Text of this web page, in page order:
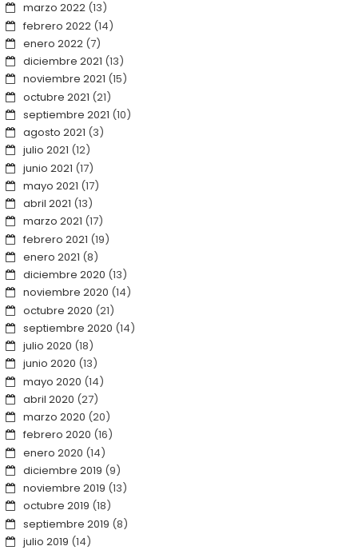
marzo 2022(13)
febrero 2022(14)
enero 2022(7)
diciembre 2021 (13)
noviembre 2021 (15)
octubre 2021 (21)
septiembre 2021 (10)
agosto 2021 (3)
julio 2021 (12)
junio 2021 (17)
mayo 2021 (17)
abril 2021 (13)
marzo 2021 (17)
febrero 2021 (19)
enero 2021 (8)
diciembre 2020 (13)
noviembre 2020 (14)
octubre 2020 (21)
septiembre 2020 (14)
julio 2020 (18)
junio 2020 (13)
mayo 2020 (14)
abril 2020 (27)
marzo 2020 (20)
febrero 2020 (16)
enero 2020 (14)
diciembre 2019 (9)
noviembre 2019 (13)
octubre 2019 (18)
septiembre 2019 (8)
julio 2019 (14)